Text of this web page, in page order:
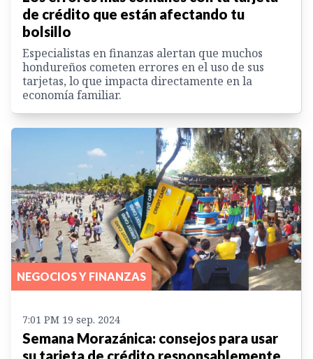
de crédito que están afectando tu
bolsillo
Especialistas en finanzas alertan que muchos
hondureños cometen errores en el uso de sus
tarjetas, lo que impacta directamente en la
economía familiar.
NEGOCIOS Y FINANZAS
7:01 PM 19 sep. 2024
Semana Morazánica: consejos para usar